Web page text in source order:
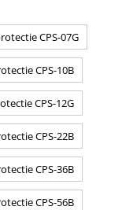
CPS-07G
CPS-10B
CPS-12G
CPS-22B
CPS-36B
CPS-56B